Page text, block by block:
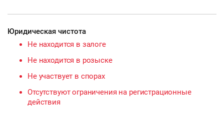
Юридическая чистота
Не находится в залоге
Не находится в розыске
Не участвует в спорах
Отсутствуют ограничения на регистрационные
действия